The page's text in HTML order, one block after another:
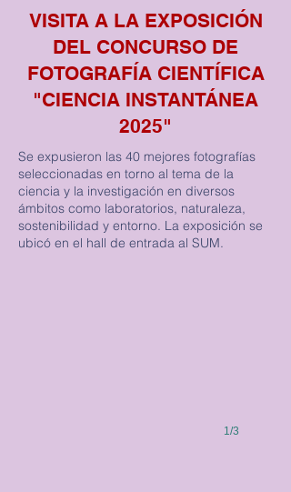
VISITA A LA EXPOSICIÓN
DEL CONCURSO DE
FOTOGRAFÍA CIENTÍFICA
"CIENCIA INSTANTÁNEA
2025"
Se expusieron las 40 mejores fotografías
seleccionadas en torno al tema de la
ciencia y la investigación en diversos
ámbitos como laboratorios, naturaleza,
sostenibilidad y entorno. La exposición se
ubicó en el hall de entrada al SUM.
1/3